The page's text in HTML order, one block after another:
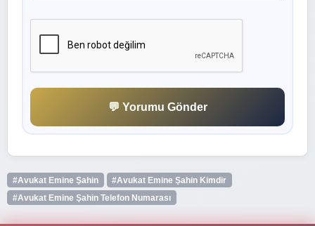
💬 Yorumu Gönder
#Avukat Emine Şahin
#Avukat Emine Şahin Kimdir
#Avukat Emine Şahin Telefon Numarası